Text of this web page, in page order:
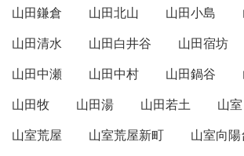
山田鎌倉
山田北山 山田小島
山田清水
山田白井谷 山田宿坊
山田中瀬
山田中村 山田鍋谷
山田牧
山田湯 山田若土
山室
山室荒屋
山室荒屋新町
山室向陽